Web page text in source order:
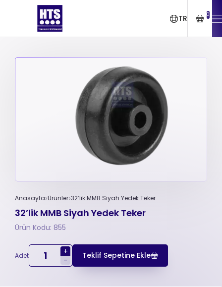
TR 0
Anasayfa Ürünler 32’lik MMB Siyah Yedek Teker
32’lik MMB Siyah Yedek Teker
Ürün Kodu: 855
Adet
+
-
Teklif Sepetine Ekle